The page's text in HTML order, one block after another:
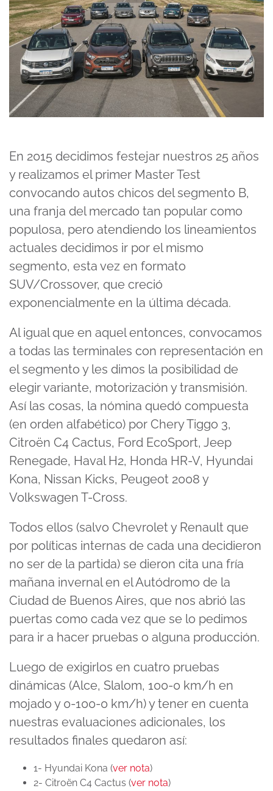
En 2015 decidimos festejar nuestros 25 años
y realizamos el primer Master Test
convocando autos chicos del segmento B,
una franja del mercado tan popular como
populosa, pero atendiendo los lineamientos
actuales decidimos ir por el mismo
segmento, esta vez en formato
SUV/Crossover, que creció
exponencialmente en la última década.
Al igual que en aquel entonces, convocamos
a todas las terminales con representación en
el segmento y les dimos la posibilidad de
elegir variante, motorización y transmisión.
Así las cosas, la nómina quedó compuesta
(en orden alfabético) por Chery Tiggo 3,
Citroën C4 Cactus, Ford EcoSport, Jeep
Renegade, Haval H2, Honda HR-V, Hyundai
Kona, Nissan Kicks, Peugeot 2008 y
Volkswagen T-Cross.
Todos ellos (salvo Chevrolet y Renault que
por políticas internas de cada una decidieron
no ser de la partida) se dieron cita una fría
mañana invernal en el Autódromo de la
Ciudad de Buenos Aires, que nos abrió las
puertas como cada vez que se lo pedimos
para ir a hacer pruebas o alguna producción.
Luego de exigirlos en cuatro pruebas
dinámicas (Alce, Slalom, 100-0 km/h en
mojado y 0-100-0 km/h) y tener en cuenta
nuestras evaluaciones adicionales, los
resultados finales quedaron así:
1- Hyundai Kona (ver nota)
2- Citroën C4 Cactus (ver nota)